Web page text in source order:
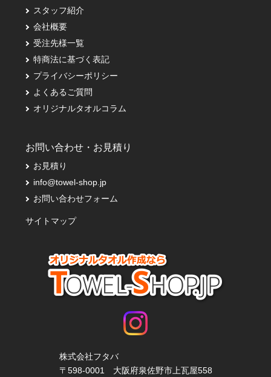
スタッフ紹介
会社概要
受注先様一覧
特商法に基づく表記
プライバシーポリシー
よくあるご質問
オリジナルタオルコラム
お問い合わせ・お見積り
お見積り
info@towel-shop.jp
お問い合わせフォーム
サイトマップ
株式会社フタバ
〒598-0001 大阪府泉佐野市上瓦屋558